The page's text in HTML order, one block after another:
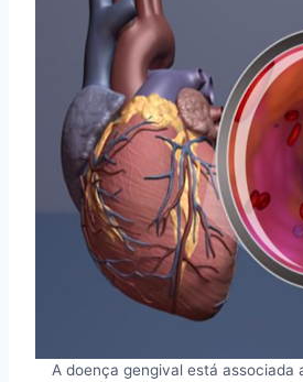
A doença gengival está associada